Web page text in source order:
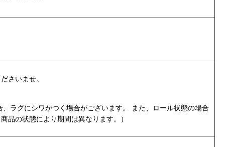
さいませ。
ラグにシワがつく場合がございます。 また、ロール状態の場合
品の状態により期間は異なります。
）